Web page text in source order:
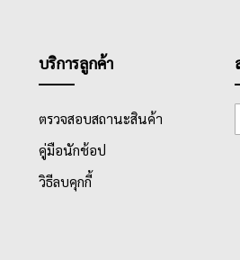
บริการลูกค้า
ตรวจสอบสถานะสินค้า
คู่มือนักช้อป
วิธีลบคุกกี้